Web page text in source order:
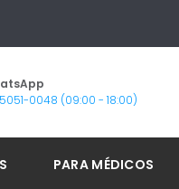
5051-0048 (09:00 - 18:00)
PARA MÉDICOS